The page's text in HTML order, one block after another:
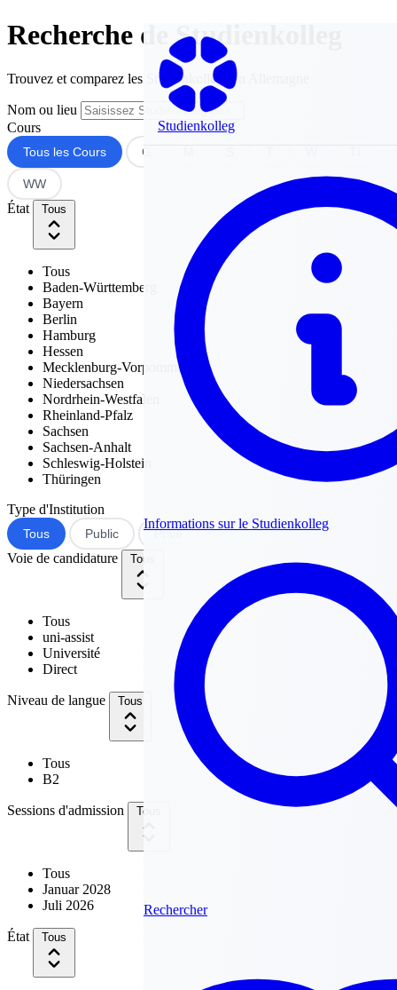
Studienkolleg
Informations sur le Studienkolleg
Rechercher
Recherche de Studienkolleg
Trouvez et comparez les Studienkollegs en Allemagne
Nom ou lieu
Cours
Tous les Cours G
WW
État Tous
Tous
Baden-Württemberg
Bayern
Berlin
Hamburg
Hessen
Mecklenburg-Vorpommern
Niedersachsen
Nordrhein-Westfalen
Rheinland-Pfalz
Sachsen
Sachsen-Anhalt
Schleswig-Holstein
Thüringen
Type d'Institution
Tous Public Privé
Voie de candidature Tous
Tous
uni-assist
Université
Direct
Niveau de langue Tous
Tous
B2
Sessions d'admission Tous
Tous
Januar 2028
Juli 2026
État Tous